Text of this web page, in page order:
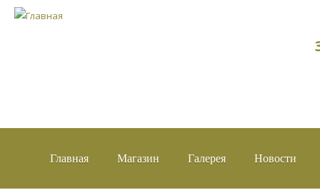
Главная Магазин Галерея Новости